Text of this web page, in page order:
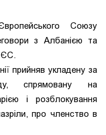
Союзу
з Албанією та
ЄС.
прийняв укладену за
спрямовану на
і розблокування
про членство в